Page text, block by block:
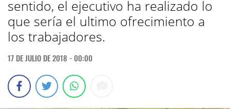
sentido, el ejecutivo ha realizado lo
que sería el ultimo ofrecimiento a
los trabajadores.
17 DE JULIO DE 2018 - 00:00